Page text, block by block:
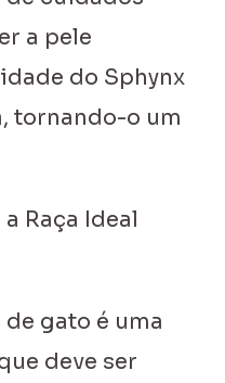
a pele
do Sphynx
tornando-o um
Raça Ideal
gato é uma
deve ser